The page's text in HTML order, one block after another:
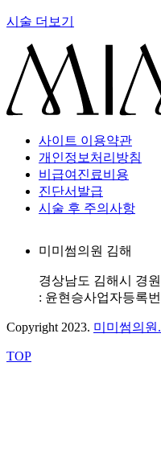
시술 더보기
사이트 이용약관
개인정보처리방침
비급여진료비용
진단서발급
시술 후 주의사항
미미썸의원 김해
경상남도 김해시 경
: 윤현승사업자등록
Copyright 2023. 미미썸의원.
TOP